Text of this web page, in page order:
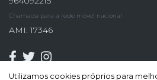
Utilizamos cookies próprios para
Chamada para a rede móvel nacional
AMI: 17346
Utilizamos cookies próprios para